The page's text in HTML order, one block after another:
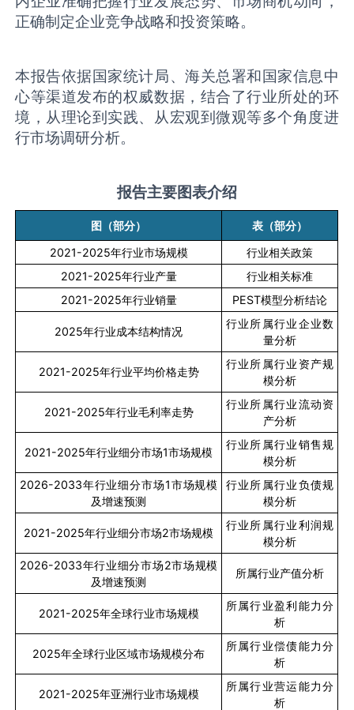
正确制定企业竞争战略和投资策略。
本报告依据国家统计局、海关总署和国家信息中
心等渠道发布的权威数据，结合了行业所处的环
境，从理论到实践、从宏观到微观等多个角度进
行市场调研分析。
报告主要图表介绍
图（部分）
表（部分）
2021-2025年行业市场规模
行业相关政策
2021-2025年行业产量
行业相关标准
2021-2025年行业销量 PEST模型分析结论
2025年行业成本结构情况
行业所属行业企业数
量分析
2021-2025年行业平均价格走势
行业所属行业资产规
模分析
2021-2025年行业毛利率走势
行业所属行业流动资
产分析
2021-2025年行业细分市场1市场规模
行业所属行业销售规
模分析
2026-2033年行业细分市场1市场规模
及增速预测
行业所属行业负债规
模分析
2021-2025年行业细分市场2市场规模
行业所属行业利润规
模分析
2026-2033年行业细分市场2市场规模
及增速预测
所属行业产值分析
2021-2025年全球行业市场规模
所属行业盈利能力分
析
2025年全球行业区域市场规模分布
所属行业偿债能力分
析
2021-2025年亚洲行业市场规模
所属行业营运能力分
析